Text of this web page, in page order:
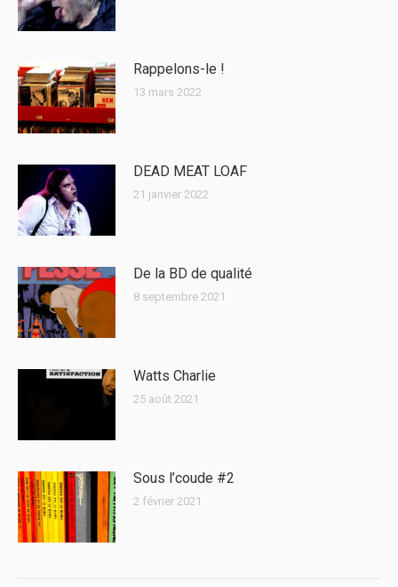
Rappelons-le !
13 mars 2022
DEAD MEAT LOAF
21 janvier 2022
De la BD de qualité
8 septembre 2021
Watts Charlie
25 août 2021
Sous l’coude #2
2 février 2021